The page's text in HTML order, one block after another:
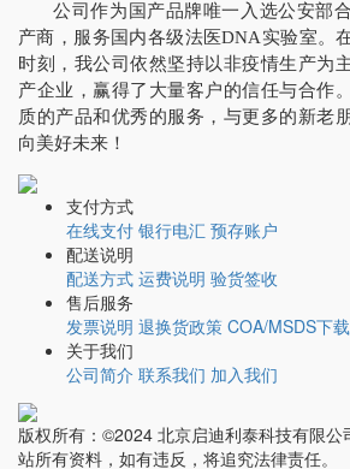
公司作为国产品牌唯一入选公安部
产商，服务国内各级法医DNA实验室。
时刻，我公司依然坚持以非疫情生产为
产企业，赢得了大量客户的信任与合作
质的产品和优秀的服务，与更多的新老
向美好未来！
支付方式
在线支付 银行电汇 预存账户
配送说明
配送方式 运费说明 验货签收
售后服务
发票说明 退换货政策 COA/MSDS下载
关于我们
公司简介 联系我们 加入我们
版权所有：©2024 北京启迪利泰科技有限公
站所有资料，如有违反，将追究法律责任。